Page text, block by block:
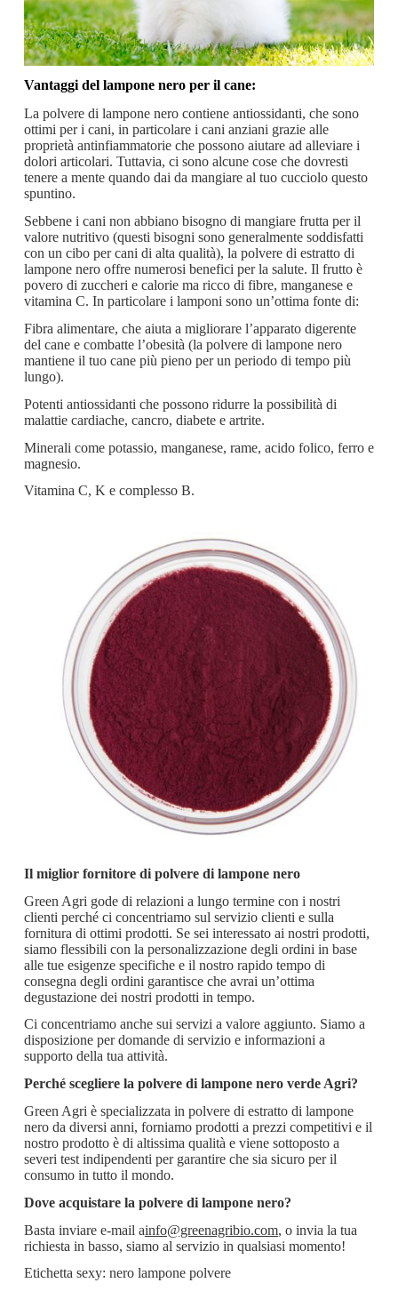
Vantaggi del lampone nero per il cane:
La polvere di lampone nero contiene antiossidanti, che sono
ottimi per i cani, in particolare i cani anziani grazie alle
proprietà antinfiammatorie che possono aiutare ad alleviare i
dolori articolari. Tuttavia, ci sono alcune cose che dovresti
tenere a mente quando dai da mangiare al tuo cucciolo questo
spuntino.
Sebbene i cani non abbiano bisogno di mangiare frutta per il
valore nutritivo (questi bisogni sono generalmente soddisfatti
con un cibo per cani di alta qualità), la polvere di estratto di
lampone nero offre numerosi benefici per la salute. Il frutto è
povero di zuccheri e calorie ma ricco di fibre, manganese e
vitamina C. In particolare i lamponi sono un’ottima fonte di:
Fibra alimentare, che aiuta a migliorare l’apparato digerente
del cane e combatte l’obesità (la polvere di lampone nero
mantiene il tuo cane più pieno per un periodo di tempo più
lungo).
Potenti antiossidanti che possono ridurre la possibilità di
malattie cardiache, cancro, diabete e artrite.
Minerali come potassio, manganese, rame, acido folico, ferro e
magnesio.
Vitamina C, K e complesso B.
Il miglior fornitore di polvere di lampone nero
Green Agri gode di relazioni a lungo termine con i nostri
clienti perché ci concentriamo sul servizio clienti e sulla
fornitura di ottimi prodotti. Se sei interessato ai nostri prodotti,
siamo flessibili con la personalizzazione degli ordini in base
alle tue esigenze specifiche e il nostro rapido tempo di
consegna degli ordini garantisce che avrai un’ottima
degustazione dei nostri prodotti in tempo.
Ci concentriamo anche sui servizi a valore aggiunto. Siamo a
disposizione per domande di servizio e informazioni a
supporto della tua attività.
Perché scegliere la polvere di lampone nero verde Agri?
Green Agri è specializzata in polvere di estratto di lampone
nero da diversi anni, forniamo prodotti a prezzi competitivi e il
nostro prodotto è di altissima qualità e viene sottoposto a
severi test indipendenti per garantire che sia sicuro per il
consumo in tutto il mondo.
Dove acquistare la polvere di lampone nero?
Basta inviare e-mail ainfo@greenagribio.com, o invia la tua
richiesta in basso, siamo al servizio in qualsiasi momento!
Etichetta sexy: nero lampone polvere